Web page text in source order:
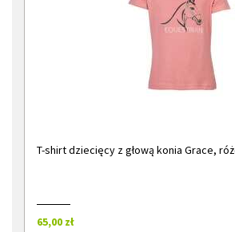
T-shirt dziecięcy z głową konia Grace,
65,00 zł